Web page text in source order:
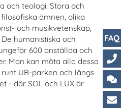
och teologi. Stora och
ämnen, olika
och musikvetenskap,
humanistiska och
600 anställda och
Man kan möta alla dessa
UB-parken och längs
- där SOL och LUX är
FAQ